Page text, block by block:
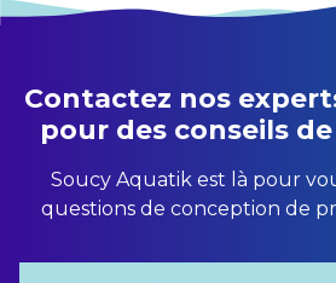
Contactez nos
pour des conseils
Soucy Aquatik est là pour
questions de conception de